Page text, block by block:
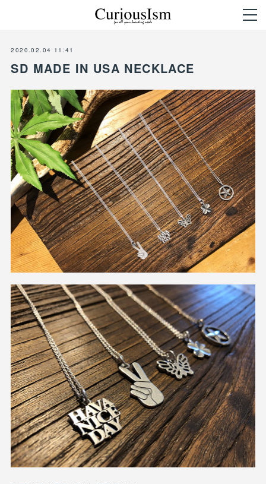
2020.02.04 11:41
SD MADE IN USA NECKLACE